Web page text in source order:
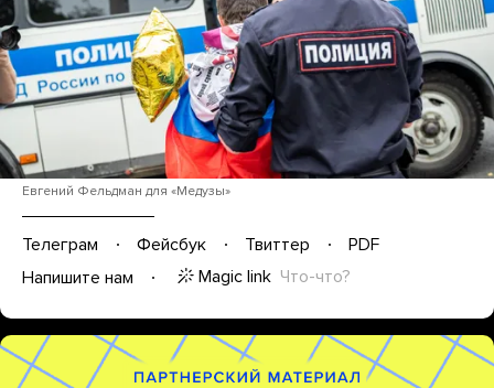
Евгений Фельдман для «Медузы»
Телеграм Фейсбук Твиттер
PDF
Напишите нам
Magic link Что-что?